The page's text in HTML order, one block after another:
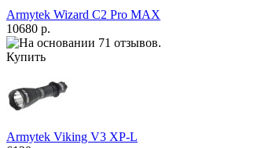
Armytek Wizard С2 Pro MAX
10680 р.
Купить
Armytek Viking V3 XP-L